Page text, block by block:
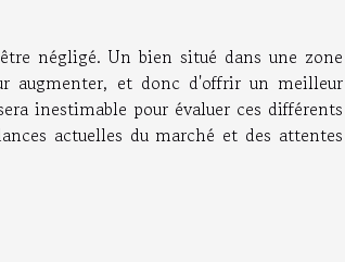
négligé. Un bien situé dans une zone
augmenter, et donc d'offrir un meilleur
inestimable pour évaluer ces différents
actuelles du marché et des attentes